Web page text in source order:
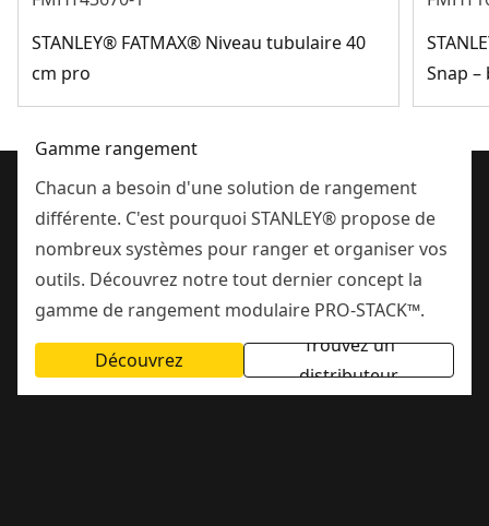
STANLEY® FATMAX® Niveau tubulaire 40
cm pro
Snap
Gamme rangement
Chacun a besoin d'une solution de rangement
différente. C'est pourquoi STANLEY® propose de
nombreux systèmes pour ranger et organiser vos
outils. Découvrez notre tout dernier concept la
gamme de rangement modulaire PRO-STACK™.
Découvrez
Trouvez un
distributeur